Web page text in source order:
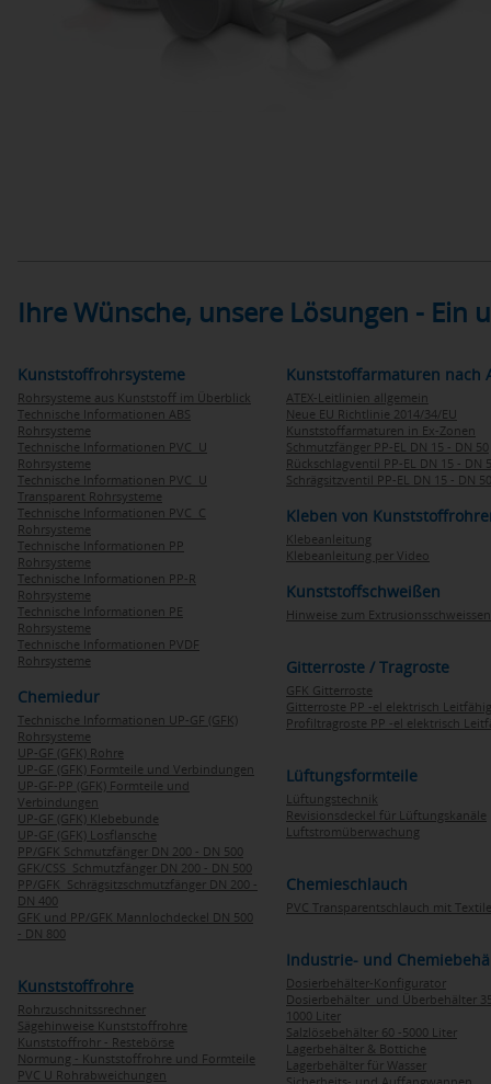
Ihre Wünsche, unsere Lösungen -
Kunststoffrohrsysteme
Rohrsysteme aus Kunststoff im Überblick
Technische Informationen ABS
Rohrsysteme
Technische Informationen PVC U
Rohrsysteme
Technische Informationen PVC U
Transparent Rohrsysteme
Technische Informationen PVC C
Rohrsysteme
Technische Informationen PP
Rohrsysteme
Technische Informationen PP-R
Rohrsysteme
Technische Informationen PE
Rohrsysteme
Technische Informationen PVDF
Rohrsysteme
Chemiedur
Technische Informationen UP-GF (GFK)
Rohrsysteme
UP-GF (GFK) Rohre
UP-GF (GFK) Formteile und Verbindungen
UP-GF-PP (GFK) Formteile und
Verbindungen
UP-GF (GFK) Klebebunde
UP-GF (GFK) Losflansche
PP/GFK Schmutzfänger DN 200 - DN 500
GFK/CSS Schmutzfänger DN 200 - DN 500
PP/GFK Schrägsitzschmutzfänger DN 200 -
DN 400
GFK und PP/GFK Mannlochdeckel DN 500
- DN 800
Kunststoffrohre
Rohrzuschnitssrechner
Sägehinweise Kunststoffrohre
Kunststoffrohr - Restebörse
Normung - Kunststoffrohre und Formteile
PVC U Rohrabweichungen
Kunststoffarmaturen nach
ATEX-Leitlinien allgemein
Neue EU Richtlinie 2014/34/EU
Kunststoffarmaturen in Ex-Zonen
Schmutzfänger PP-EL DN 15 - DN 50
Rückschlagventil PP-EL DN 15 - DN
Schrägsitzventil PP-EL DN 15 - DN 50
Kleben von
Klebeanleitung
Klebeanleitung per Video
Kunststoffschweißen
Hinweise zum Extrusionsschweissen
Gitterroste / Tragroste
GFK Gitterroste
Gitterroste PP -el elektrisch Leitfähig
Profiltragroste PP -el elektrisch
Lüftungsformteile
Lüftungstechnik
Revisionsdeckel für Lüftungskanäle
Luftstromüberwachung
Chemieschlauch
PVC Transparentschlauch mit
Industrie- und
Dosierbehälter-Konfigurator
Dosierbehälter und Überbehälter
1000 Liter
Salzlösebehälter 60 -5000 Liter
Lagerbehälter & Bottiche
Lagerbehälter für Wasser